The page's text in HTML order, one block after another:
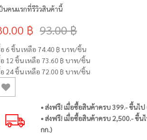
นคนแรกที่รีวิวสินค้านี้
฿ 93.00 ฿
6 ชิ้น เหลือ 74.40 ฿ บาท/ชิ้น
12 ชิ้น เหลือ 73.60 ฿ บาท/ชิ้น
24 ชิ้น เหลือ 72.00 ฿ บาท/ชิ้น
• ส่งฟรี! เมื่อซื้อสินค้าครบ 399.- ขึ้นไ
• ส่งฟรี! เมื่อซื้อสินค้าครบ 2,500.- ขึ้น
กก.)